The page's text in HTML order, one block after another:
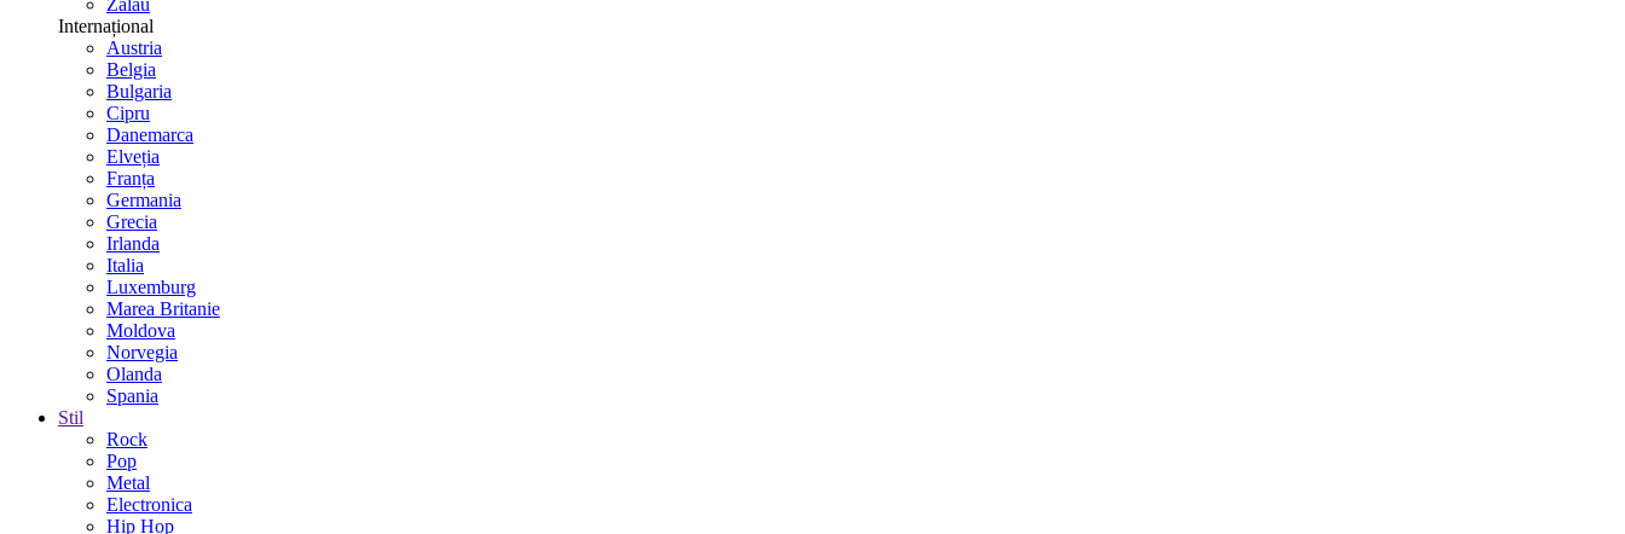
Zalău
Internațional
Austria
Belgia
Bulgaria
Cipru
Danemarca
Elveția
Franța
Germania
Grecia
Irlanda
Italia
Luxemburg
Marea Britanie
Moldova
Norvegia
Olanda
Spania
Stil
Rock
Pop
Metal
Electronica
Hip Hop